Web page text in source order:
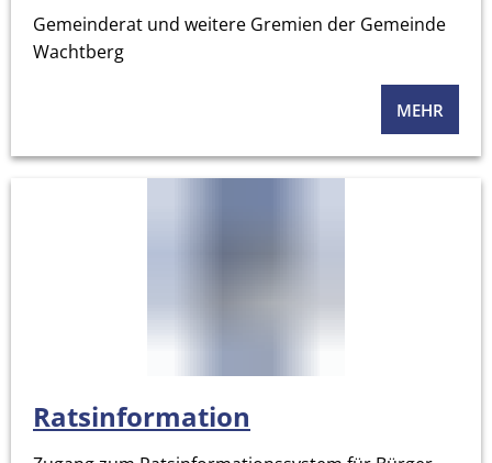
Gemeinderat und weitere Gremien der Gemeinde
Wachtberg
MEHR
Ratsinformation